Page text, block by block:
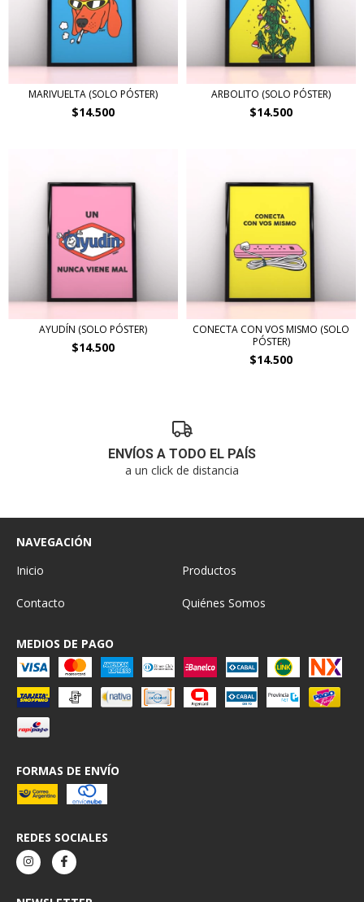
MARIVUELTA (SOLO PÓSTER)
$14.500
ARBOLITO (SOLO PÓSTER)
$14.500
AYUDÍN (SOLO PÓSTER)
$14.500
CONECTA CON VOS MISMO (SOLO
PÓSTER)
$14.500
ENVÍOS A TODO EL PAÍS
a un click de distancia
NAVEGACIÓN
Inicio
Productos
Contacto Quiénes Somos
MEDIOS DE PAGO
FORMAS DE ENVÍO
REDES SOCIALES